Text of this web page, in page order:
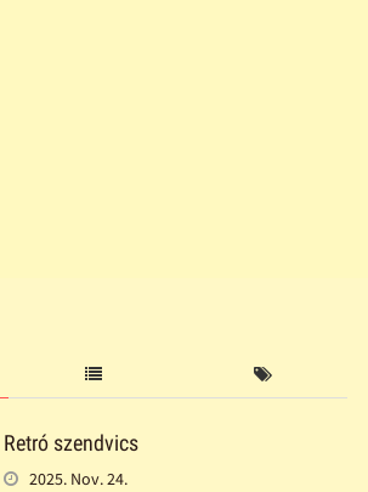
Retró szendvics
2025. Nov. 24.